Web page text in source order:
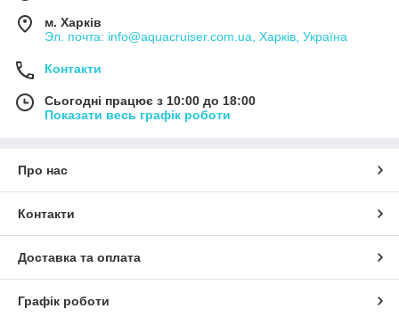
м. Харків
Эл. почта: info@aquacruiser.com.ua, Харків, Україна
Контакти
Сьогодні працює з 10:00 до 18:00
Показати весь графік роботи
Про нас
Контакти
Доставка та оплата
Графік роботи